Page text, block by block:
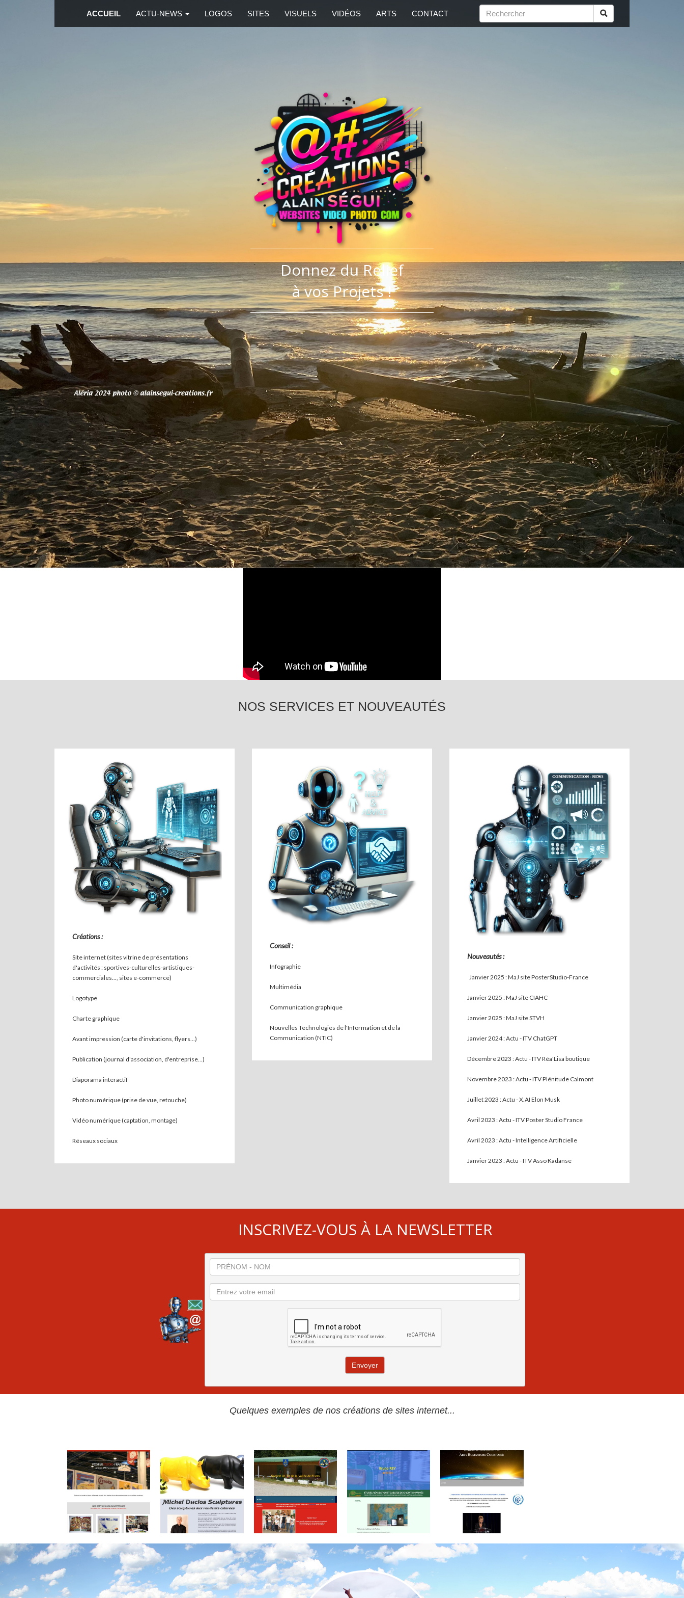
ACCUEIL ACTU-NEWS LOGOS SITES VISUELS VIDÉOS ARTS CONTACT
Donnez du Relief
à vos Projets !
NOS SERVICES ET NOUVEAUTÉS
Créations :
Site internet (sites vitrine de présentations
d'activités : sportives-culturelles-artistiques-
commerciales..., sites e-commerce)
Logotype
Charte graphique
Avant impression (carte d'invitations, flyers...)
Publication (journal d'association, d'entreprise...)
Diaporama interactif
Photo numérique (prise de vue, retouche)
Vidéo numérique (captation, montage)
Réseaux sociaux
Conseil :
Infographie
Multimédia
Communication graphique
Nouvelles Technologies de l'Information et de la
Communication (NTIC)
Nouveautés :
Janvier 2025 : MaJ site PosterStudio-France
Janvier 2025 : MaJ site CIAHC
Janvier 2025 : MaJ site STVH
Janvier 2024 : Actu - ITV ChatGPT
Décembre 2023 : Actu - ITV Réa'Lisa boutique
Novembre 2023 : Actu - ITV Plénitude Calmont
Juillet 2023 : Actu - X.AI Elon Musk
Avril 2023 : Actu - ITV Poster Studio France
Avril 2023 : Actu - Intelligence Artificielle
Janvier 2023 : Actu - ITV Asso Kadanse
INSCRIVEZ-VOUS À LA NEWSLETTER
Envoyer
Quelques exemples de nos créations de sites internet...